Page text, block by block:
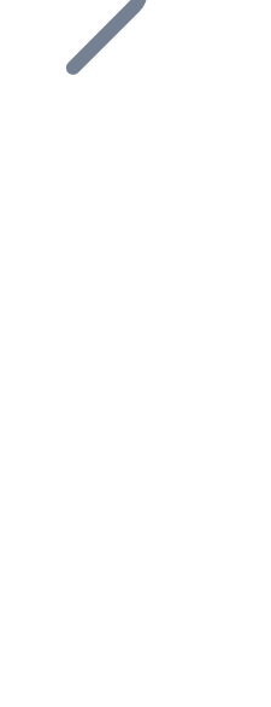
ecosistema.
rivenditori e
progetto al nostro servizio di